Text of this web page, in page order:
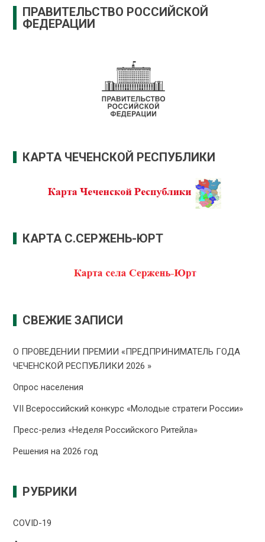
ПРАВИТЕЛЬСТВО РОССИЙСКОЙ
ФЕДЕРАЦИИ
КАРТА ЧЕЧЕНСКОЙ РЕСПУБЛИКИ
КАРТА С.СЕРЖЕНЬ-ЮРТ
СВЕЖИЕ ЗАПИСИ
О ПРОВЕДЕНИИ ПРЕMИИ «ПРЕДПРИНИМАТЕЛЬ ГОДА
ЧЕЧЕНСКОЙ РЕСПУБЛИКИ 2026 »
Опрос населения
VII Всероссийский конкурс «Молодые стратеги России»
Пресс-релиз «Неделя Российского Ритейла»
Решения на 2026 год
РУБРИКИ
COVID-19